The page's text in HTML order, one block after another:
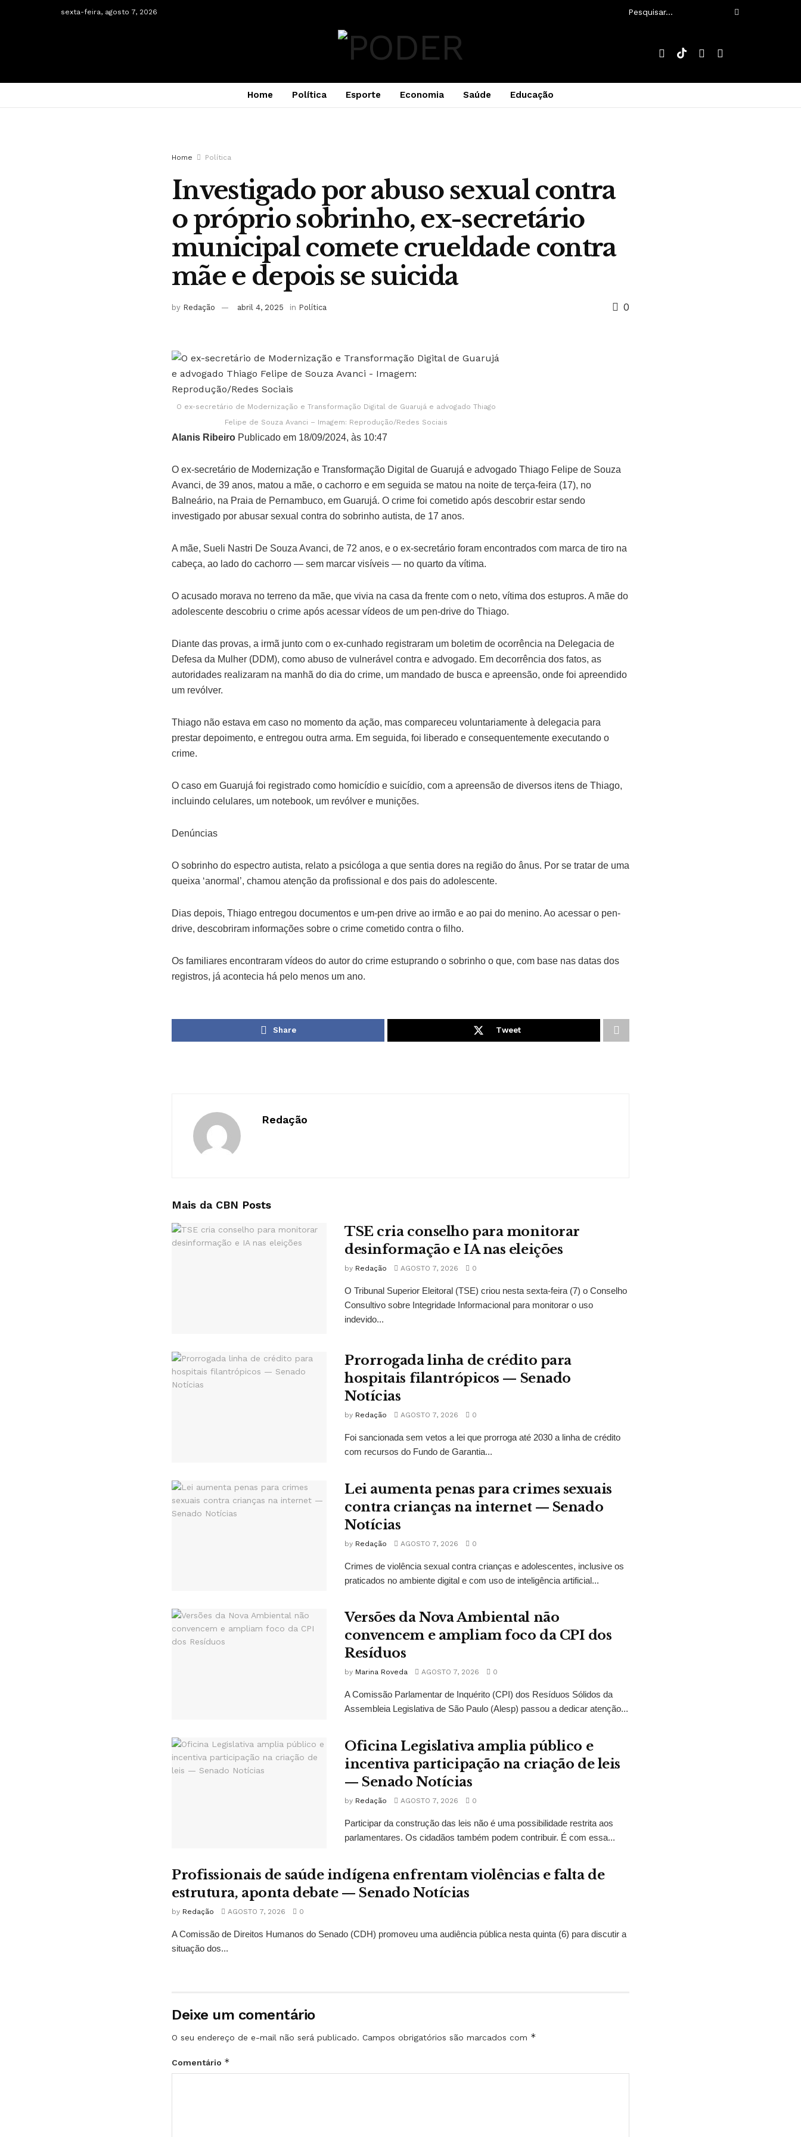
sexta-feira, agosto 7, 2026
Home Política Esporte Economia Saúde Educação
Home Política
Investigado por abuso sexual contra
o próprio sobrinho, ex-secretário
municipal comete crueldade contra
mãe e depois se suicida
by Redação abril 4, 2025 in Política 0
O ex-secretário de Modernização e Transformação Digital de Guarujá e advogado Thiago
Felipe de Souza Avanci – Imagem: Reprodução/Redes Sociais
Alanis Ribeiro Publicado em 18/09/2024, às 10:47
O ex-secretário de Modernização e Transformação Digital de Guarujá e advogado Thiago Felipe de Souza
Avanci, de 39 anos, matou a mãe, o cachorro e em seguida se matou na noite de terça-feira (17), no
Balneário, na Praia de Pernambuco, em Guarujá. O crime foi cometido após descobrir estar sendo
investigado por abusar sexual contra do sobrinho autista, de 17 anos.
A mãe, Sueli Nastri De Souza Avanci, de 72 anos, e o ex-secretário foram encontrados com marca de tiro na
cabeça, ao lado do cachorro — sem marcar visíveis — no quarto da vítima.
O acusado morava no terreno da mãe, que vivia na casa da frente com o neto, vítima dos estupros. A mãe do
adolescente descobriu o crime após acessar vídeos de um pen-drive do Thiago.
Diante das provas, a irmã junto com o ex-cunhado registraram um boletim de ocorrência na Delegacia de
Defesa da Mulher (DDM), como abuso de vulnerável contra e advogado. Em decorrência dos fatos, as
autoridades realizaram na manhã do dia do crime, um mandado de busca e apreensão, onde foi apreendido
um revólver.
Thiago não estava em caso no momento da ação, mas compareceu voluntariamente à delegacia para
prestar depoimento, e entregou outra arma. Em seguida, foi liberado e consequentemente executando o
crime.
O caso em Guarujá foi registrado como homicídio e suicídio, com a apreensão de diversos itens de Thiago,
incluindo celulares, um notebook, um revólver e munições.
Denúncias
O sobrinho do espectro autista, relato a psicóloga a que sentia dores na região do ânus. Por se tratar de uma
queixa ‘anormal’, chamou atenção da profissional e dos pais do adolescente.
Dias depois, Thiago entregou documentos e um-pen drive ao irmão e ao pai do menino. Ao acessar o pen-
drive, descobriram informações sobre o crime cometido contra o filho.
Os familiares encontraram vídeos do autor do crime estuprando o sobrinho o que, com base nas datas dos
registros, já acontecia há pelo menos um ano.
Share Tweet
Redação
Mais da CBN Posts
TSE cria conselho para monitorar
desinformação e IA nas eleições
by Redação AGOSTO 7, 2026 0
O Tribunal Superior Eleitoral (TSE) criou nesta sexta-feira (7) o Conselho
Consultivo sobre Integridade Informacional para monitorar o uso
indevido...
Prorrogada linha de crédito para
hospitais filantrópicos — Senado
Notícias
by Redação AGOSTO 7, 2026 0
Foi sancionada sem vetos a lei que prorroga até 2030 a linha de crédito
com recursos do Fundo de Garantia...
Lei aumenta penas para crimes sexuais
contra crianças na internet — Senado
Notícias
by Redação AGOSTO 7, 2026 0
Crimes de violência sexual contra crianças e adolescentes, inclusive os
praticados no ambiente digital e com uso de inteligência artificial...
Versões da Nova Ambiental não
convencem e ampliam foco da CPI dos
Resíduos
by Marina Roveda AGOSTO 7, 2026 0
A Comissão Parlamentar de Inquérito (CPI) dos Resíduos Sólidos da
Assembleia Legislativa de São Paulo (Alesp) passou a dedicar atenção...
Oficina Legislativa amplia público e
incentiva participação na criação de leis
— Senado Notícias
by Redação AGOSTO 7, 2026 0
Participar da construção das leis não é uma possibilidade restrita aos
parlamentares. Os cidadãos também podem contribuir. É com essa...
Profissionais de saúde indígena enfrentam violências e falta de
estrutura, aponta debate — Senado Notícias
by Redação AGOSTO 7, 2026 0
A Comissão de Direitos Humanos do Senado (CDH) promoveu uma audiência pública nesta quinta (6) para discutir a
situação dos...
Deixe um comentário
O seu endereço de e-mail não será publicado. Campos obrigatórios são marcados com *
Comentário *